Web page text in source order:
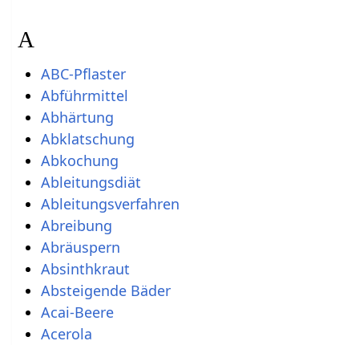
A
ABC-Pflaster
Abführmittel
Abhärtung
Abklatschung
Abkochung
Ableitungsdiät
Ableitungsverfahren
Abreibung
Abräuspern
Absinthkraut
Absteigende Bäder
Acai-Beere
Acerola